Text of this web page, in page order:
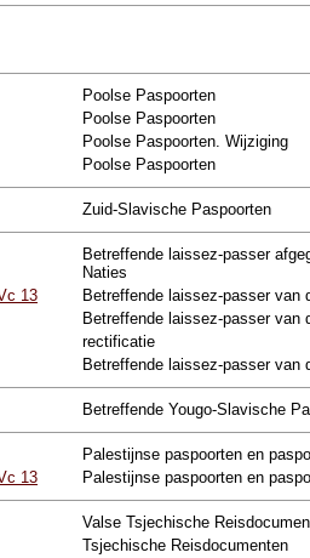
Poolse Paspoorten
Poolse Paspoorten
Poolse Paspoorten. Wijziging
Poolse Paspoorten
Zuid-Slavische Paspoorten
Betreffende laissez-passer
Naties
13
Betreffende laissez-passer van
Betreffende laissez-passer van
rectificatie
Betreffende laissez-passer van
Betreffende Yougo-Slavische
Palestijnse paspoorten en
13 Palestijnse paspoorten en
Valse Tsjechische
Tsjechische Reisdocumenten